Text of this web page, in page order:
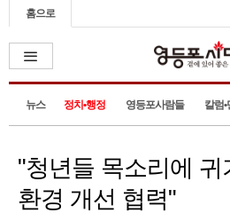
홈으로
뉴스 정치•행정 영등포사람들 칼럼
"청년들 목소리에
환경 개선 협력"